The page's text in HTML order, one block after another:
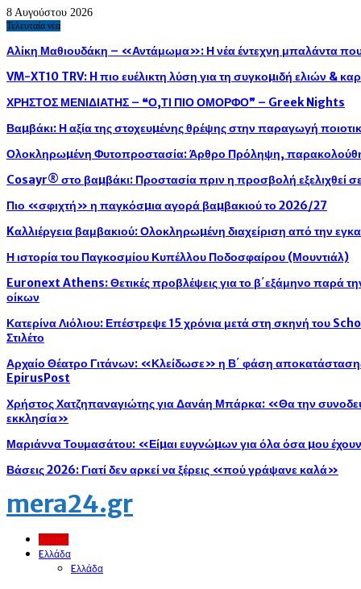
8 Αυγούστου 2026
Τελευταία νέα
Αλίκη Μαθιουδάκη – «Αντάμωμα»: Η νέα έντεχνη μπαλάντα
VM-XT10 TRV: H πιο ευέλικτη λύση για τη συγκοµιδή ελιών &
ΧΡΗΣΤΟΣ ΜΕΝΙΔΙΑΤΗΣ – ❝Ο,ΤΙ ΠΙΟ ΟΜΟΡΦΟ❞ – Greek Nights
Βαµβάκι: Η αξία της στοχευµένης θρέψης στην παραγωγή
Ολοκληρωµένη Φυτοπροστασία: Άρθρο Πρόληψη,
Cosayr® στο βαµβάκι: Προστασία πριν η προσβολή εξελιχθεί
Πιο «σφιχτή» η παγκόσµια αγορά βαµβακιού το 2026/27
Kαλλιέργεια βαμβακιού: Ολοκληρωµένη διαχείριση από την
Η ιστορία του Παγκοσμίου Κυπέλλου Ποδοσφαίρου (Μουντιάλ)
Euronext Athens: Θετικές προβλέψεις για το β΄εξάμηνο παρά
οίκων
Κατερίνα Λιόλιου: Επέστρεψε 15 χρόνια μετά στη σκηνή του
Στιλέτο
Αρχαίο Θέατρο Γιτάνων: «Κλείδωσε» η Β΄ φάση
EpirusPost
Χρήστος Χατζηπαναγιώτης για Δανάη Μπάρκα: «Θα την
εκκλησία»
Μαριάννα Τουμασάτου: «Είµαι ευγνώµων για όλα όσα µου
Βάσεις 2026: Γιατί δεν αρκεί να ξέρεις «πού γράψανε καλά»
mera24.gr
Αρχική
Eλλάδα
Eλλάδα